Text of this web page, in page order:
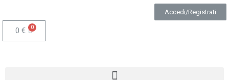
Accedi/Registrati
0 €